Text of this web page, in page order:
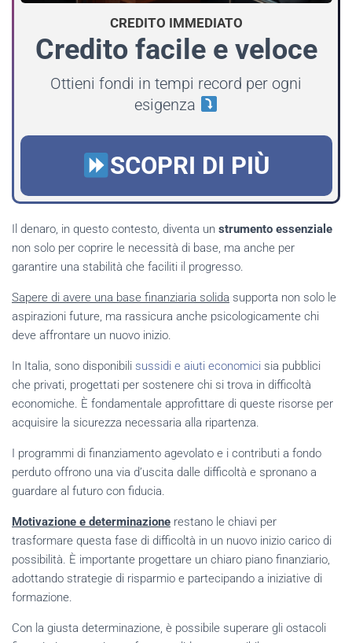
CREDITO IMMEDIATO
Credito facile e veloce
Ottieni fondi in tempi record per ogni
esigenza
SCOPRI DI PIÙ
Il denaro, in questo contesto, diventa un strumento essenziale
non solo per coprire le necessità di base, ma anche per
garantire una stabilità che faciliti il progresso.
Sapere di avere una base finanziaria solida supporta non solo le
aspirazioni future, ma rassicura anche psicologicamente chi
deve affrontare un nuovo inizio.
In Italia, sono disponibili sussidi e aiuti economici sia pubblici
che privati, progettati per sostenere chi si trova in difficoltà
economiche. È fondamentale approfittare di queste risorse per
acquisire la sicurezza necessaria alla ripartenza.
I programmi di finanziamento agevolato e i contributi a fondo
perduto offrono una via d’uscita dalle difficoltà e spronano a
guardare al futuro con fiducia.
Motivazione e determinazione restano le chiavi per
trasformare questa fase di difficoltà in un nuovo inizio carico di
possibilità. È importante progettare un chiaro piano finanziario,
adottando strategie di risparmio e partecipando a iniziative di
formazione.
Con la giusta determinazione, è possibile superare gli ostacoli